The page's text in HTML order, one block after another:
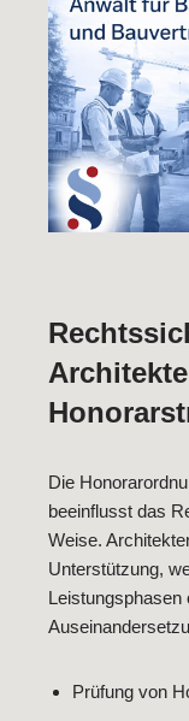
Die
beeinflusst das
Weise.
Unterstützung,
Leistungsphasen
Prüfung von